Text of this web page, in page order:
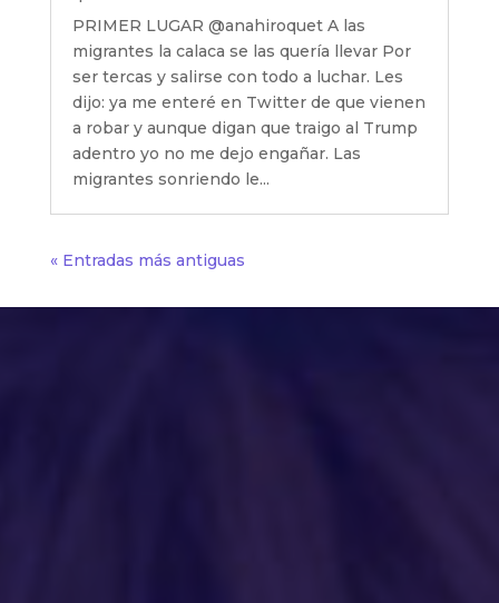
PRIMER LUGAR @anahiroquet A las
migrantes la calaca se las quería llevar Por
ser tercas y salirse con todo a luchar. Les
dijo: ya me enteré en Twitter de que vienen
a robar y aunque digan que traigo al Trump
adentro yo no me dejo engañar. Las
migrantes sonriendo le...
« Entradas más antiguas